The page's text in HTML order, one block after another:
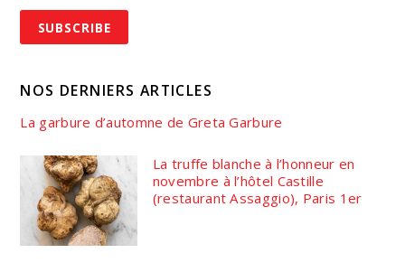
NOS DERNIERS ARTICLES
La garbure d’automne de Greta Garbure
La truffe blanche à l’honneur en
novembre à l’hôtel Castille
(restaurant Assaggio), Paris 1er